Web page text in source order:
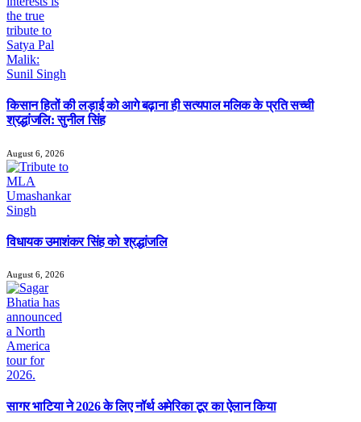
किसान हितों की लड़ाई को आगे बढ़ाना ही सत्यपाल मलिक के प्रति सच्ची
श्रद्धांजलि: सुनील सिंह
August 6, 2026
विधायक उमाशंकर सिंह को श्रद्धांजलि
August 6, 2026
सागर भाटिया ने 2026 के लिए नॉर्थ अमेरिका टूर का ऐलान किया